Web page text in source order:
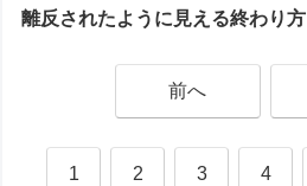
離反されたように見える終わり方
前へ
1 2 3 4